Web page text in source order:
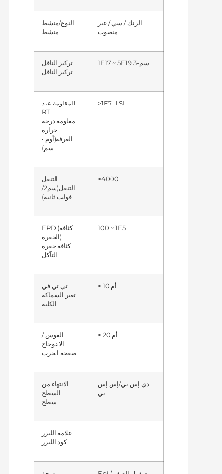
النوع/منشط
منشط
الزنك / سي / غير
منصوب
تركيز الناقل
تركيز الناقل
المقاومة عند
RT
مقاومة درجة
حرارة
الغرفة(أوم •
≥1E7 لـ SI
التنقل
التنقل
(سم2/
فولت•ثانية)
≥4000
EPD (كثافة
الحفرة)
كثافة حفرة
التآكل
100 ~ 1E5
تي تي في
تغير السماكة
الكلية
القوس /
الاعوجاج
صفحة الحرب
الانتهاء من
السطح
سطح
دي إس بي/إس إس
بي
علامة الليزر
كود الليزر